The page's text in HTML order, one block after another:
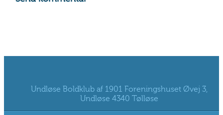
Undløse Boldklub af 1901 Foreningshuset Øvej 3,
Undløse 4340 Tølløse